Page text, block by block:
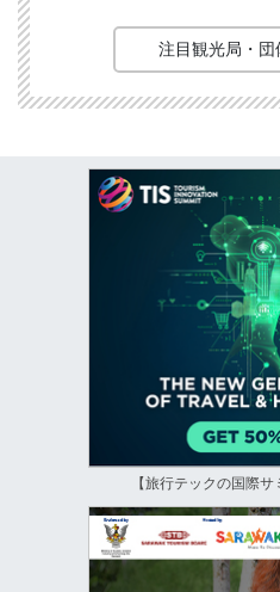
注目観光局・団
【旅行テックの国際サ